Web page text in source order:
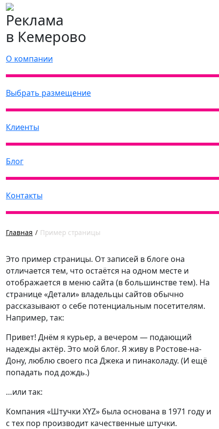
Реклама
в Кемерово
О компании
Выбрать размещение
Клиенты
Блог
Контакты
Главная Пример страницы
Это пример страницы. От записей в блоге она
отличается тем, что остаётся на одном месте и
отображается в меню сайта (в большинстве тем). На
странице «Детали» владельцы сайтов обычно
рассказывают о себе потенциальным посетителям.
Например, так:
Привет! Днём я курьер, а вечером — подающий
надежды актёр. Это мой блог. Я живу в Ростове-на-
Дону, люблю своего пса Джека и пинаколаду. (И ещё
попадать под дождь.)
…или так:
Компания «Штучки XYZ» была основана в 1971 году и
с тех пор производит качественные штучки.